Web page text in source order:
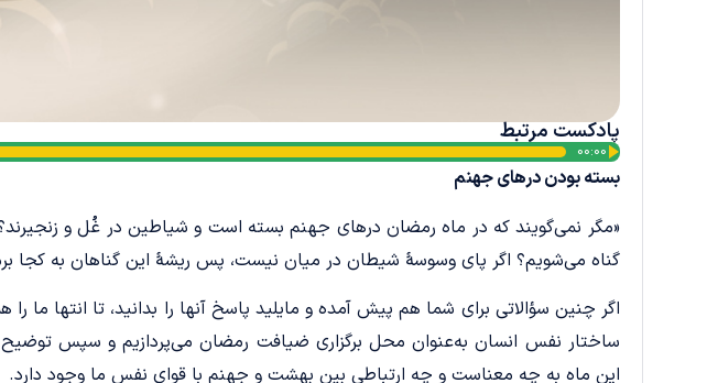
پادکست مرتبط
پخش‌کننده
صوت
00:00
بسته بودن درهای جهنم
«مگر نمی‌گویند که در ماه رمضان درهای جهنم بسته است و شیاطین در غُل و زنجیرند؟
گناه می‌شویم؟ اگر پای وسوسۀ شیطان در میان نیست، پس ریشۀ این گناهان به کجا
اگر چنین سؤالاتی برای شما هم پیش آمده و مایلید پاسخ آنها را بدانید، تا انتها ما را
ساختار نفس انسان به‌عنوان محل برگزاری ضیافت رمضان می‌پردازیم و سپس
این ماه به چه معناست و چه ارتباطی بین بهشت و جهنم با قوای نفس ما وجود دارد.